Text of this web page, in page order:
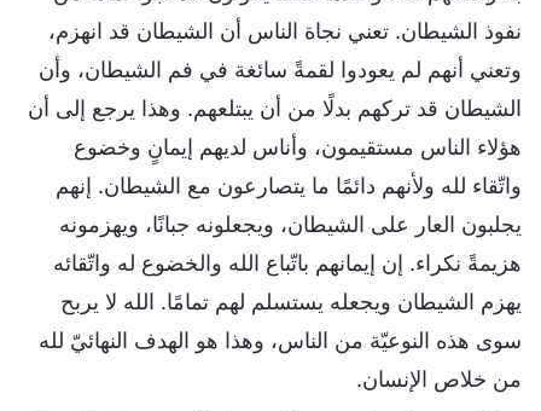
نفوذ الشيطان. تعني نجاة الناس أن الشيطان قد انهزم،
وتعني أنهم لم يعودوا لقمةً سائغة في فم الشيطان، وأن
الشيطان قد تركهم بدلًا من أن يبتلعهم. وهذا يرجع إلى أن
هؤلاء الناس مستقيمون، وأناس لديهم إيمانٍ وخضوع
واتّقاء لله ولأنهم دائمًا ما يتصارعون مع الشيطان. إنهم
يجلبون العار على الشيطان، ويجعلونه جبانًا، ويهزمونه
هزيمةً نكراء. إن إيمانهم باتّباع الله والخضوع له واتّقائه
يهزم الشيطان ويجعله يستسلم لهم تمامًا. الله لا يربح
سوى هذه النوعيّة من الناس، وهذا هو الهدف النهائيّ لله
من خلاص الإنسان.